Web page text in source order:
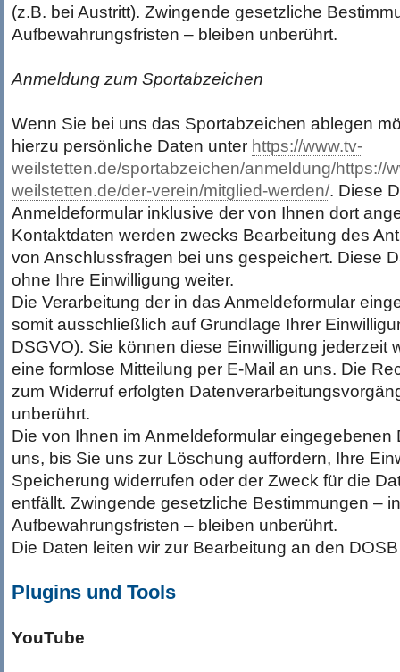
(z.B. bei Austritt). Zwingende gesetzliche
Aufbewahrungsfristen – bleiben unberührt.
Anmeldung zum Sportabzeichen
Wenn Sie bei uns das Sportabzeichen ablegen
hierzu persönliche Daten unter https://www.tv-
weilstetten.de/sportabzeichen/anmeldung/https://
weilstetten.de/der-verein/mitglied-werden/. Diese
Anmeldeformular inklusive der von Ihnen dort
Kontaktdaten werden zwecks Bearbeitung des
von Anschlussfragen bei uns gespeichert. Diese
ohne Ihre Einwilligung weiter.
Die Verarbeitung der in das Anmeldeformular
somit ausschließlich auf Grundlage Ihrer
DSGVO). Sie können diese Einwilligung jederzeit
eine formlose Mitteilung per E-Mail an uns. Die
zum Widerruf erfolgten
unberührt.
Die von Ihnen im Anmeldeformular eingegebenen
uns, bis Sie uns zur Löschung auffordern, Ihre
Speicherung widerrufen oder der Zweck für die
entfällt. Zwingende gesetzliche Bestimmungen –
Aufbewahrungsfristen – bleiben unberührt.
Die Daten leiten wir zur Bearbeitung an den
Plugins und Tools
YouTube